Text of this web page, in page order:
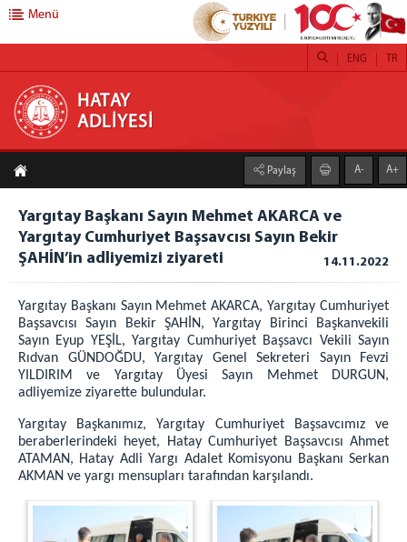
HATAY ADLİYESİ
ANA SAYFA
ADLİYEMİZ
HATAY ADLİYESİ
PROJELERİMİZ
YILLIK FAALİYET RAPORLARI
ADLİ DESTEK ve MAĞDUR HİZMETLERİ MÜDÜRLÜĞÜ
CEZA İNFAZ KURUMLARI
HATAY T TİPİ KAPALI ve AÇIK CEZA İNFAZ KURUMU
HATAY AÇIK CEZA İNFAZ KURUMU
HATAY ÇOCUK ve GENÇLİK KAPALI CEZA İNFAZ
KURUMU
BİLİRKİŞİ LİSTELERİ
2026 YILI TERCÜMAN LİSTESİ
MÜLHAKAT ADLİYELER
ALTINÖZÜ ADLİYESİ
Menü
HATAY
ADLİYESİ
TR
ENG
Paylaş A- A+
Yargıtay Başkanı Sayın Mehmet AKARCA ve
Yargıtay Cumhuriyet Başsavcısı Sayın Bekir
ŞAHİN’in adliyemizi ziyareti
14.11.2022
Yargıtay Başkanı Sayın Mehmet AKARCA, Yargıtay Cumhuriyet
Başsavcısı Sayın Bekir ŞAHİN, Yargıtay Birinci Başkanvekili
Sayın Eyup YEŞİL, Yargıtay Cumhuriyet Başsavcı Vekili Sayın
Rıdvan GÜNDOĞDU, Yargıtay Genel Sekreteri Sayın Fevzi
YILDIRIM ve Yargıtay Üyesi Sayın Mehmet DURGUN,
adliyemize ziyarette bulundular.
Yargıtay Başkanımız, Yargıtay Cumhuriyet Başsavcımız ve
beraberlerindeki heyet, Hatay Cumhuriyet Başsavcısı Ahmet
ATAMAN, Hatay Adli Yargı Adalet Komisyonu Başkanı Serkan
AKMAN ve yargı mensupları tarafından karşılandı.